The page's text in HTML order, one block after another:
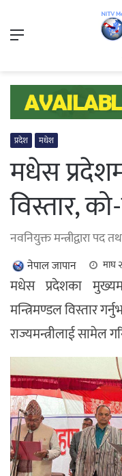
Menu
प्रदेश मधेश
मधेस
विस्तार,
नवनियुक्त मन्त्रीद्वारा पद
नेपाल जापान माघ
मधेस प्रदेशका
मन्त्रिमण्डल विस्तार
राज्यमन्त्रीलाई सामेल